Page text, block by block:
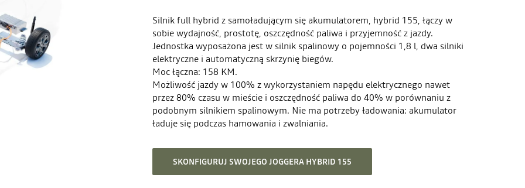
Silnik full hybrid z samoładującym się akumulatorem, hybrid 155, łączy w
sobie wydajność, prostotę, oszczędność paliwa i przyjemność z jazdy.
Jednostka wyposażona jest w silnik spalinowy o pojemności 1,8 l, dwa silniki
elektryczne i automatyczną skrzynię biegów.
Moc łączna: 158 KM.
Możliwość jazdy w 100% z wykorzystaniem napędu elektrycznego nawet
przez 80% czasu w mieście i oszczędność paliwa do 40% w porównaniu z
podobnym silnikiem spalinowym. Nie ma potrzeby ładowania: akumulator
ładuje się podczas hamowania i zwalniania.
SKONFIGURUJ SWOJEGO JOGGERA HYBRID 155